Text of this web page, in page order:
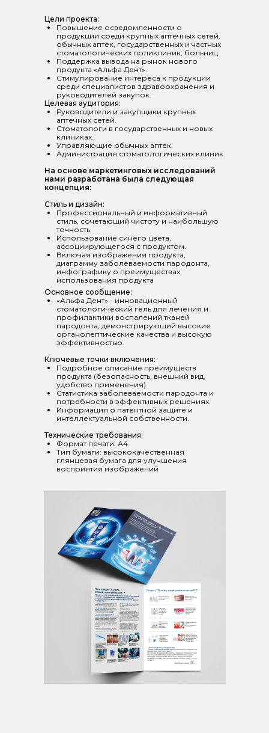
Основное сообщение:
«Альфа Дент» - инновационный
стоматологический гель для лечения и
профилактики воспалений тканей
пародонта, демонстрирующий высокие
органолептические качества и высокую
эффективностью.
Ключевые точки включения:
Подробное описание преимуществ
продукта (безопасность, внешний вид,
удобство применения).
Статистика заболеваемости пародонта и
потребности в эффективных решениях.
Информация о патентной защите и
интеллектуальной собственности.
Технические требования:
Формат печати: А4.
Тип бумаги: высококачественная
глянцевая бумага для улучшения
восприятия изображений
Цели проекта:
Повышение осведомленности о
продукции среди крупных аптечных сетей,
обычных аптек, государственных и частных
стоматологических поликлиник, больниц.
Поддержка вывода на рынок нового
продукта «Альфа Дент».
Стимулирование интереса к продукции
среди специалистов здравоохранения и
руководителей закупок.
Целевая аудитория:
Руководители и закупщики крупных
аптечных сетей.
Стоматологи в государственных и новых
клиниках.
Управляющие обычных аптек.
Администрация стоматологических клиник
На основе маркетинговых исследований
нами разработана была следующая
концепция:
Стиль и дизайн:
Профессиональный и информативный
стиль, сочетающий чистоту и наибольшую
точность.
Использование синего цвета,
ассоциирующегося с продуктом.
Включая изображения продукта,
диаграмму заболеваемости пародонта,
инфографику о преимуществах
использования продукта